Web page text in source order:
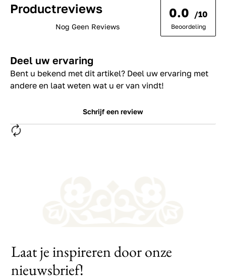
Productreviews
Nog Geen Reviews
0.0 /10
Beoordeling
Deel uw ervaring
Bent u bekend met dit artikel? Deel uw ervaring met
andere en laat weten wat u er van vindt!
Schrijf een review
Laat je inspireren door onze
nieuwsbrief!